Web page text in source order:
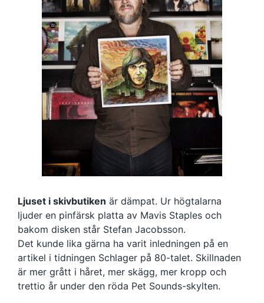
Ljuset i skivbutiken är dämpat. Ur högtalarna
ljuder en pinfärsk platta av Mavis Staples och
bakom disken står Stefan Jacobsson.
Det kunde lika gärna ha varit inledningen på en
artikel i tidningen Schlager på 80-talet. Skillnaden
är mer grått i håret, mer skägg, mer kropp och
trettio år under den röda Pet Sounds-skylten.